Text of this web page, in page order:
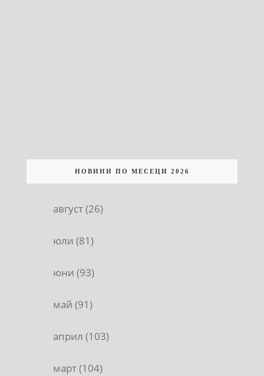
НОВИНИ ПО МЕСЕЦИ 2026
август (26)
юли (81)
юни (93)
май (91)
април (103)
март (104)